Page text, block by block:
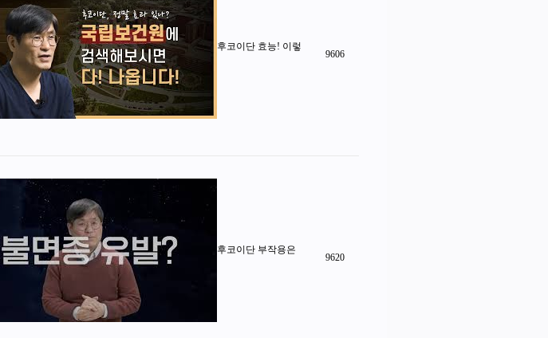
후코이단 효능! 이렇
9606
후코이단 부작용은
9620